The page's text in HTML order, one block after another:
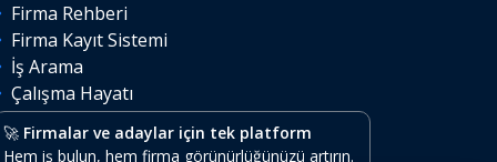
Firma Rehberi
Firma Kayıt Sistemi
İş Arama
Çalışma Hayatı
🚀 Firmalar ve adaylar için tek platform
Hem iş bulun, hem firma görünürlüğünüzü artırın.